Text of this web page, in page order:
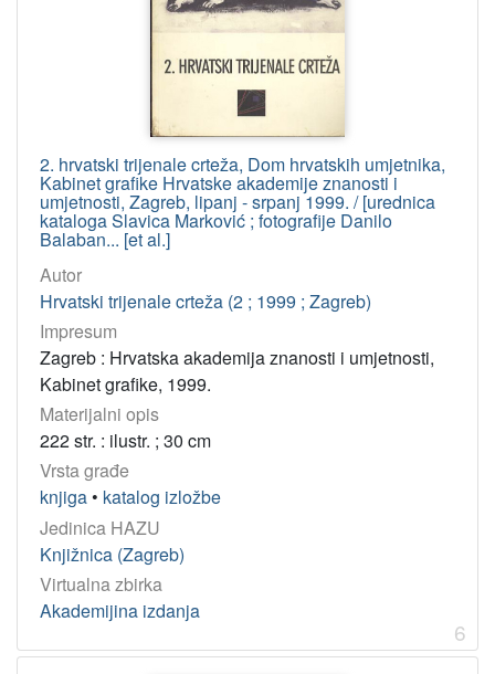
2. hrvatski trijenale crteža, Dom hrvatskih umjetnika,
Kabinet grafike Hrvatske akademije znanosti i
umjetnosti, Zagreb, lipanj - srpanj 1999. / [urednica
kataloga Slavica Marković ; fotografije Danilo
Balaban... [et al.]
Autor
Hrvatski trijenale crteža (2 ; 1999 ; Zagreb)
Impresum
Zagreb : Hrvatska akademija znanosti i umjetnosti,
Kabinet grafike, 1999.
Materijalni opis
222 str. : ilustr. ; 30 cm
Vrsta građe
knjiga • katalog izložbe
Jedinica HAZU
Knjižnica (Zagreb)
Virtualna zbirka
Akademijina izdanja
6